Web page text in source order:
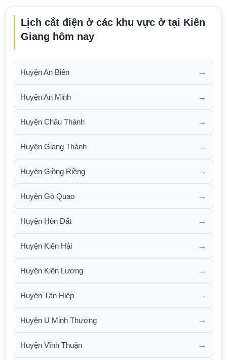
Lịch cắt điện ở các khu vực ở tại Kiên
Giang hôm nay
Huyện An Biên →
Huyện An Minh →
Huyện Châu Thành →
Huyện Giang Thành →
Huyện Giồng Riềng →
Huyện Gò Quao →
Huyện Hòn Đất →
Huyện Kiên Hải →
Huyện Kiên Lương →
Huyện Tân Hiệp →
Huyện U Minh Thượng →
Huyện Vĩnh Thuận →